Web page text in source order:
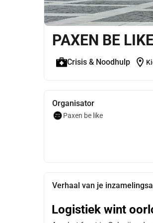
PAXEN BE
Crisis & Noodhulp location_on
Organisator
Paxen be like
Verhaal van je
Logistiek wint